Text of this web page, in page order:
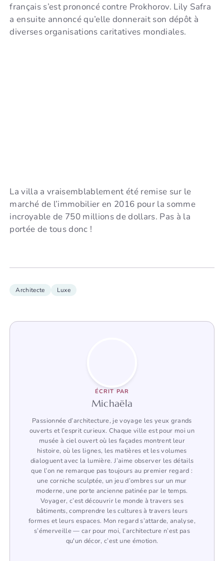
français s’est prononcé contre Prokhorov. Lily Safra
a ensuite annoncé qu’elle donnerait son dépôt à
diverses organisations caritatives mondiales.
La villa a vraisemblablement été remise sur le
marché de l’immobilier en 2016 pour la somme
incroyable de 750 millions de dollars. Pas à la
portée de tous donc !
Architecte Luxe
ÉCRIT PAR
Michaëla
Passionnée d’architecture, je voyage les yeux grands
ouverts et l’esprit curieux. Chaque ville est pour moi un
musée à ciel ouvert où les façades montrent leur
histoire, où les lignes, les matières et les volumes
dialoguent avec la lumière. J’aime observer les détails
que l’on ne remarque pas toujours au premier regard :
une corniche sculptée, un jeu d’ombres sur un mur
moderne, une porte ancienne patinée par le temps.
Voyager, c’est découvrir le monde à travers ses
bâtiments, comprendre les cultures à travers leurs
formes et leurs espaces. Mon regard s’attarde, analyse,
s’émerveille — car pour moi, l’architecture n’est pas
qu'un décor, c’est une émotion.